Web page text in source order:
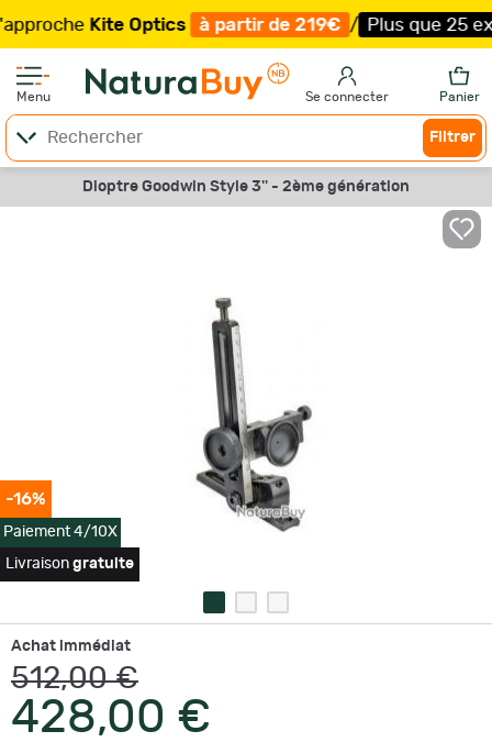
Kite Optics à partir de 219€ / Plus que 25
Menu Se connecter Panier
Filtrer
Dioptre Goodwin Style 3'' - 2ème génération
-16%
Paiement 4/10X
Livraison gratuite
Achat immédiat
512,00 €
428,00 €